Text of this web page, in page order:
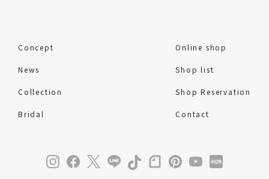
Concept
News
Collection
Bridal
Online shop
Shop list
Shop Reservation
Contact